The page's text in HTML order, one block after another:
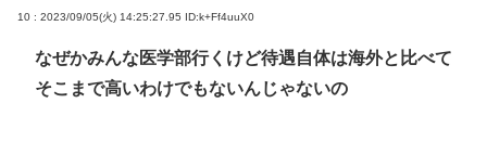
10 : 2023/09/05(火) 14:25:27.95 ID:k+Ff4uuX0
なぜかみんな医学部行くけど待遇自体は海外と比べて
そこまで高いわけでもないんじゃないの